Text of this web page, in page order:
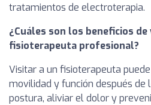
tratamientos de electroterapia.
¿Cuáles son los beneficios
fisioterapeuta profesional?
Visitar a un fisioterapeuta
movilidad y función después de
postura, aliviar el dolor y